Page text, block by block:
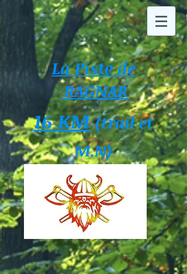
La Piste de
RAGNAR
16 KM (trail et
M.N)